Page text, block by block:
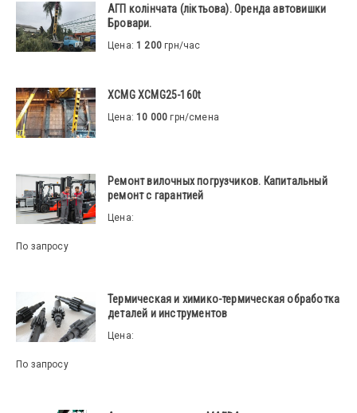
АГП колінчата (ліктьова). Оренда автовишки
Бровари.
Цена:1 200 грн/час
XCMG XCMG25-160t
Цена:10 000 грн/смена
Ремонт вилочных погрузчиков. Капитальный
ремонт с гарантией
Цена:
По запросу
Термическая и химико-термическая обработка
деталей и инструментов
Цена:
По запросу